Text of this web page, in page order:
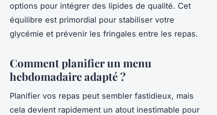
options pour intégrer des lipides de qualité. Cet
équilibre est primordial pour stabiliser votre
glycémie et prévenir les fringales entre les repas.
Comment planifier un menu
hebdomadaire adapté ?
Planifier vos repas peut sembler fastidieux, mais
cela devient rapidement un atout inestimable pour